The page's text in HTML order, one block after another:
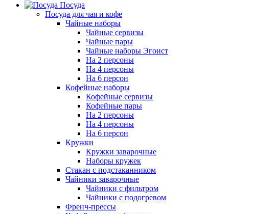
Посуда
Посуда для чая и кофе
Чайные наборы
Чайные сервизы
Чайные пары
Чайные наборы Эгоист
На 2 персоны
На 4 персоны
На 6 персон
Кофейные наборы
Кофейные сервизы
Кофейные пары
На 2 персоны
На 4 персоны
На 6 персон
Кружки
Кружки заварочные
Наборы кружек
Стакан с подстаканником
Чайники заварочные
Чайники с фильтром
Чайники с подогревом
Френч-прессы